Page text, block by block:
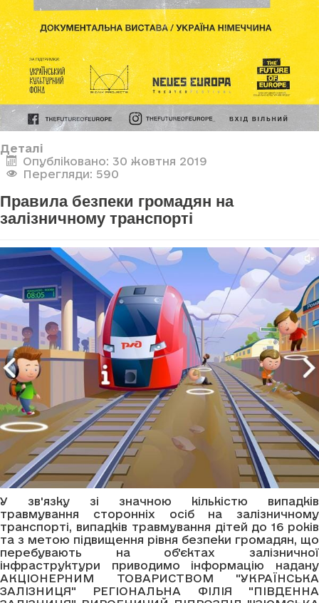
Деталі
Опубліковано: 30 жовтня 2019
Перегляди: 590
Правила безпеки громадян на
залізничному транспорті
У зв'язку зі значною кількістю випадків
травмування сторонніх осіб на залізничному
транспорті, випадків травмування дітей до 16 років
та з метою підвищення рівня безпеки громадян, що
перебувають на об'єктах залізничної
інфраструктури приводимо інформацію надану
АКЦІОНЕРНИМ ТОВАРИСТВОМ "УКРАЇНСЬКА
ЗАЛІЗНИЦЯ" РЕГІОНАЛЬНА ФІЛІЯ "ПІВДЕННА